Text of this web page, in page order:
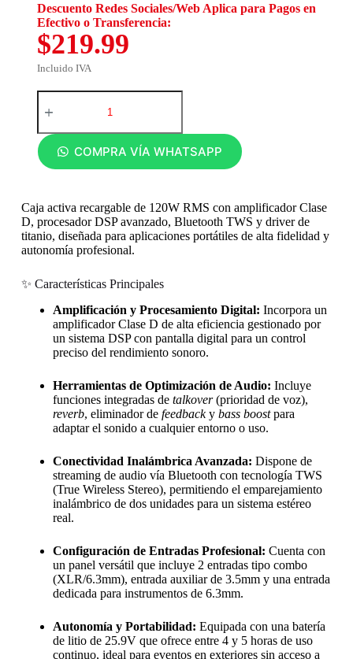
Descuento Redes Sociales/Web Aplica para Pagos en
Efectivo o Transferencia:
$219.99
Incluido IVA
COMPRA VÍA WHATSAPP
Caja activa recargable de 120W RMS con amplificador Clase
D, procesador DSP avanzado, Bluetooth TWS y driver de
titanio, diseñada para aplicaciones portátiles de alta fidelidad y
autonomía profesional.
✨ Características Principales
Amplificación y Procesamiento Digital: Incorpora un
amplificador Clase D de alta eficiencia gestionado por
un sistema DSP con pantalla digital para un control
preciso del rendimiento sonoro.
Herramientas de Optimización de Audio: Incluye
funciones integradas de talkover(prioridad de voz),
reverb, eliminador de feedbacky bass boostpara
adaptar el sonido a cualquier entorno o uso.
Conectividad Inalámbrica Avanzada: Dispone de
streaming de audio vía Bluetooth con tecnología TWS
(True Wireless Stereo), permitiendo el emparejamiento
inalámbrico de dos unidades para un sistema estéreo
real.
Configuración de Entradas Profesional: Cuenta con
un panel versátil que incluye 2 entradas tipo combo
(XLR/6.3mm), entrada auxiliar de 3.5mm y una entrada
dedicada para instrumentos de 6.3mm.
Autonomía y Portabilidad: Equipada con una batería
de litio de 25.9V que ofrece entre 4 y 5 horas de uso
continuo, ideal para eventos en exteriores sin acceso a